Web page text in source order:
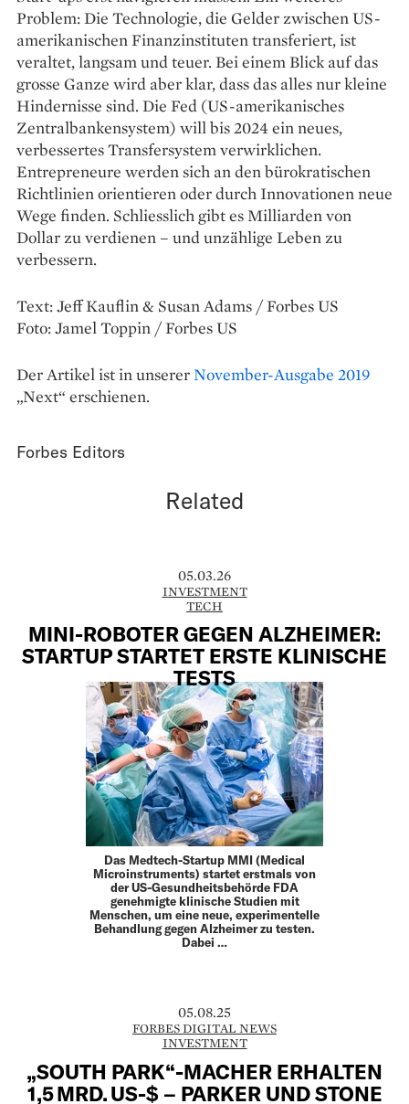
Problem: Die Technologie, die Gelder zwischen US-
amerikanischen Finanzinstituten transferiert, ist
veraltet, langsam und teuer. Bei einem Blick auf das
grosse Ganze wird aber klar, dass das alles nur kleine
Hindernisse sind. Die Fed (US-amerikanisches
Zentralbankensystem) will bis 2024 ein neues,
verbessertes Transfer­system verwirklichen.
Entrepreneure werden sich an den büro­kratischen
Richtlinien orientieren oder durch Innovationen neue
Wege finden. Schliesslich gibt es Milliarden von
Dollar zu verdienen – und unzählige Leben zu
verbessern.
Text: Jeff Kauflin & Susan Adams / Forbes US
Foto: Jamel Toppin / Forbes US
Der Artikel ist in unserer November-Ausgabe 2019
„Next“ erschienen.
Forbes Editors
Related
05.03.26
INVESTMENT
TECH
MINI-ROBOTER GEGEN ALZHEIMER:
STARTUP STARTET ERSTE KLINISCHE
TESTS
Das Medtech-Startup MMI (Medical
Microinstruments) startet erstmals von
der US-Gesundheitsbehörde FDA
genehmigte klinische Studien mit
Menschen, um eine neue, experimentelle
Behandlung gegen Alzheimer zu testen.
Dabei …
05.08.25
FORBES DIGITAL NEWS
INVESTMENT
„SOUTH PARK“-MACHER ERHALTEN
1,5 MRD. US-$ – PARKER UND STONE